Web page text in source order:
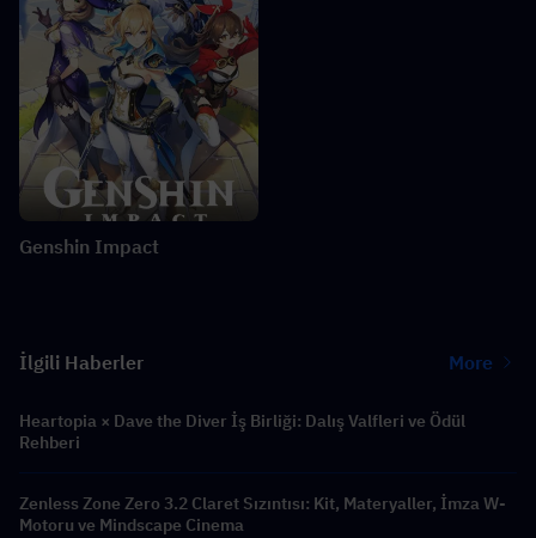
Genshin Impact
İlgili Haberler More
Heartopia × Dave the Diver İş Birliği: Dalış Valfleri ve Ödül
Rehberi
Zenless Zone Zero 3.2 Claret Sızıntısı: Kit, Materyaller, İmza W-
Motoru ve Mindscape Cinema